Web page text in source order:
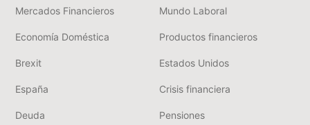
Mercados Financieros Mundo Laboral
Economía Doméstica Productos financieros
Brexit Estados Unidos
España Crisis financiera
Deuda Pensiones